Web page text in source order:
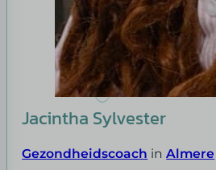
Jacintha Sylvester
Gezondheidscoach inAlmere